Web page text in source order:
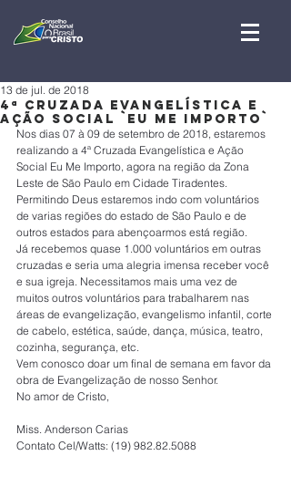
4ª Cruzada Evangelística e
Ação Social `Eu Me Importo`
13 de jul. de 2018
Nos dias 07 à 09 de setembro de 2018, estaremos
realizando a 4ª Cruzada Evangelística e Ação
Social Eu Me Importo, agora na região da Zona
Leste de São Paulo em Cidade Tiradentes.
Permitindo Deus estaremos indo com voluntários
de varias regiões do estado de São Paulo e de
outros estados para abençoarmos está região.
Já recebemos quase 1.000 voluntários em outras
cruzadas e seria uma alegria imensa receber você
e sua igreja. Necessitamos mais uma vez de
muitos outros voluntários para trabalharem nas
áreas de evangelização, evangelismo infantil, corte
de cabelo, estética, saúde, dança, música, teatro,
cozinha, segurança, etc.
Vem conosco doar um final de semana em favor da
obra de Evangelização de nosso Senhor.
No amor de Cristo,
Miss. Anderson Carias
Contato Cel/Watts: (19) 982.82.5088